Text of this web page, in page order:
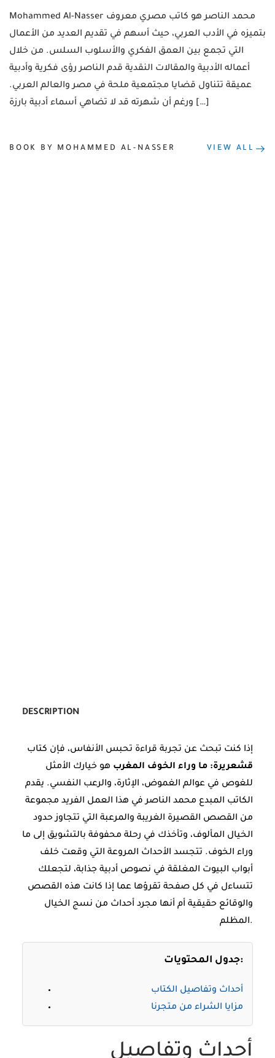
Mohammed Al-Nasser محمد الناصر هو كاتب مصري معروف
بتميزه في الأدب العربي، حيث أسهم في تقديم العديد من الأعمال
التي تجمع بين العمق الفكري والأسلوب السلس. من خلال
أعماله الأدبية والمقالات النقدية قدم الناصر رؤى فكرية وأدبية
عميقة تتناول قضايا مجتمعية ملحة في مصر والعالم العربي.
ورغم أن شهرته قد لا تضاهي أسماء أدبية بارزة […]
BOOK BY MOHAMMED AL-NASSER VIEW ALL
DESCRIPTION
إذا كنت تبحث عن تجربة قراءة تحبس الأنفاس، فإن كتاب
قشعريرة: ما وراء الخوف المغرب هو خيارك الأمثل
للغوص في عوالم الغموض، الإثارة، والرعب النفسي. يقدم
الكاتب المبدع محمد الناصر في هذا العمل الفريد مجموعة
من القصص القصيرة الغريبة والمرعبة التي تتجاوز حدود
الخيال المألوف، وتأخذك في رحلة محفوفة بالتشويق إلى ما
وراء الخوف. تتجسد الأحداث المروعة التي وقعت خلف
أبواب البيوت المغلقة في نصوص أدبية جذابة، لتجعلك
تتساءل في كل صفحة تقرؤها عما إذا كانت هذه القصص
والوقائع حقيقية أم أنها مجرد أحداث من نسج الخيال
المظلم.
جدول المحتويات:
أحداث وتفاصيل الكتاب
مزايا الشراء من متجرنا
أحداث وتفاصيل